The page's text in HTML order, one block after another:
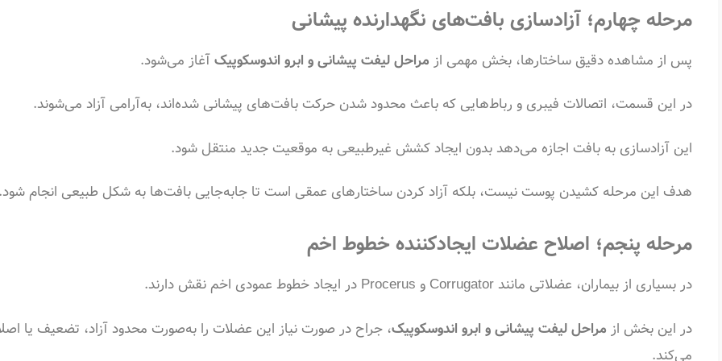
مرحله چهارم؛ آزادسازی بافت‌های نگهدارنده پیشانی
پس از مشاهده دقیق ساختارها، بخش مهمی از مراحل لیفت پیشانی و ابرو اندوسکوپیکآغاز می‌شود.
در این قسمت، اتصالات فیبری و رباط‌هایی که باعث محدود شدن حرکت بافت‌های پیشانی شده‌اند، به‌آرامی آزاد می‌شوند.
این آزادسازی به بافت اجازه می‌دهد بدون ایجاد کشش غیرطبیعی به موقعیت جدید منتقل شود.
هدف این مرحله کشیدن پوست نیست، بلکه آزاد کردن ساختارهای عمقی است تا جابه‌جایی بافت‌ها به شکل طبیعی انجام
مرحله پنجم؛ اصلاح عضلات ایجادکننده خطوط اخم
در بسیاری از بیماران، عضلاتی مانند Corrugator و Procerus در ایجاد خطوط عمودی اخم نقش دارند.
در این بخش از مراحل لیفت پیشانی و ابرو اندوسکوپیک، جراح در صورت نیاز این عضلات را به‌صورت محدود آزاد، تضعیف یا
می‌کند.